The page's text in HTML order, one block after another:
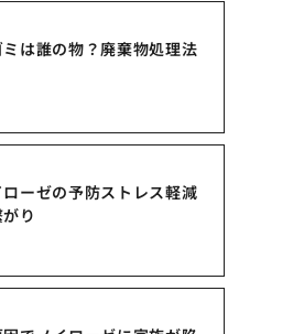
は誰の物？廃棄物処理法
ーゼの予防ストレス軽減
り